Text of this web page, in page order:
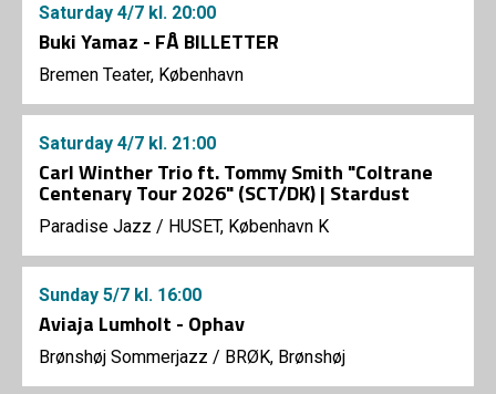
Saturday 4/7 kl. 20:00
Buki Yamaz - FÅ BILLETTER
Bremen Teater, København
Saturday 4/7 kl. 21:00
Carl Winther Trio ft. Tommy Smith "Coltrane
Centenary Tour 2026" (SCT/DK) | Stardust
Paradise Jazz / HUSET, København K
Sunday 5/7 kl. 16:00
Aviaja Lumholt - Ophav
Brønshøj Sommerjazz / BRØK, Brønshøj